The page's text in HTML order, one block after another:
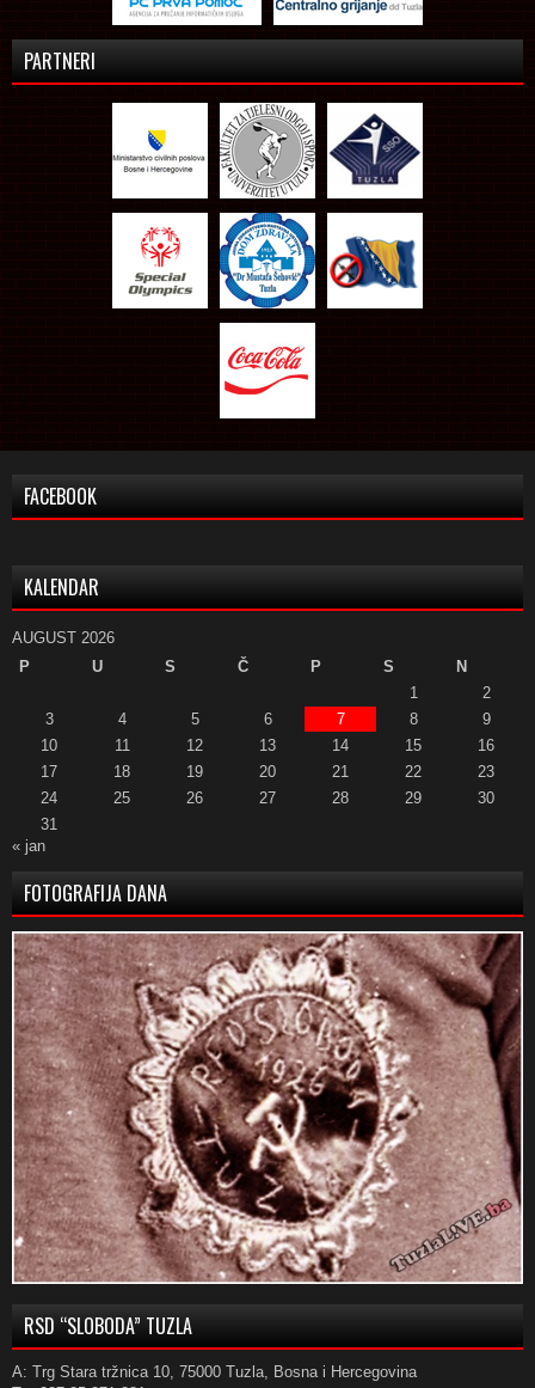
PARTNERI
FACEBOOK
KALENDAR
AUGUST 2026
P
U S Č P S
N
1
2
3
4 5 6 7 8
9
10
11 12 13 14 15
16
17
18 19 20 21 22
23
24
25 26 27 28 29
30
31
« jan
FOTOGRAFIJA DANA
RSD “SLOBODA” TUZLA
A: Trg Stara tržnica 10, 75000 Tuzla, Bosna i Hercegovina